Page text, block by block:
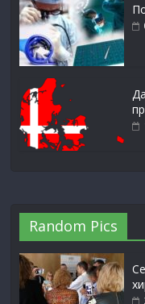
Random Pics